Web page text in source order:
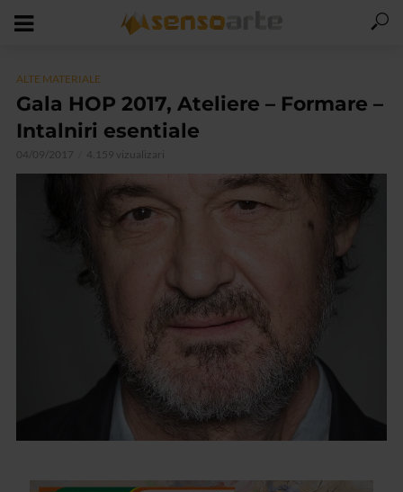
ALTE MATERIALE
Gala HOP 2017, Ateliere – Formare –
Intalniri esentiale
04/09/2017 4.159 vizualizari